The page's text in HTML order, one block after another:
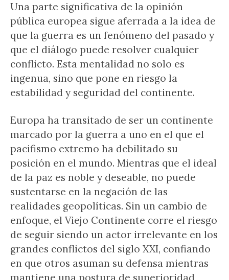
Una parte significativa de la opinión
pública europea sigue aferrada a la idea de
que la guerra es un fenómeno del pasado y
que el diálogo puede resolver cualquier
conflicto. Esta mentalidad no solo es
ingenua, sino que pone en riesgo la
estabilidad y seguridad del continente.
Europa ha transitado de ser un continente
marcado por la guerra a uno en el que el
pacifismo extremo ha debilitado su
posición en el mundo. Mientras que el ideal
de la paz es noble y deseable, no puede
sustentarse en la negación de las
realidades geopolíticas. Sin un cambio de
enfoque, el Viejo Continente corre el riesgo
de seguir siendo un actor irrelevante en los
grandes conflictos del siglo XXI, confiando
en que otros asuman su defensa mientras
mantiene una postura de superioridad